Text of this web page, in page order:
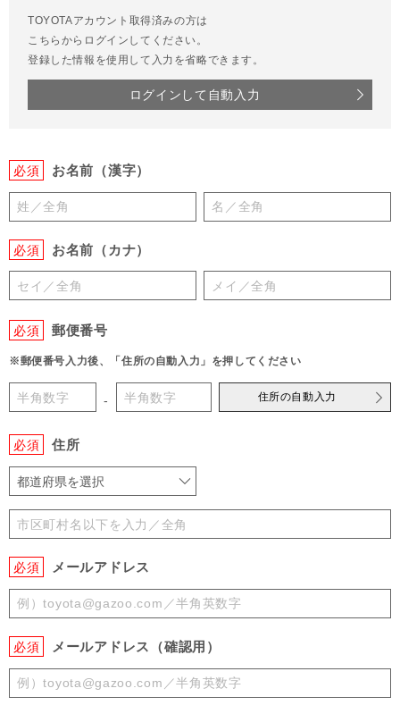
TOYOTAアカウント取得済みの方は
こちらからログインしてください。
登録した情報を使用して入力を省略できます。
ログインして自動入力
必須 お名前（漢字）
必須 お名前（カナ）
必須 郵便番号
※郵便番号入力後、「住所の自動入力」を押してください
- 住所の自動入力
必須 住所
都道府県を選択
必須 メールアドレス
必須 メールアドレス（確認用）